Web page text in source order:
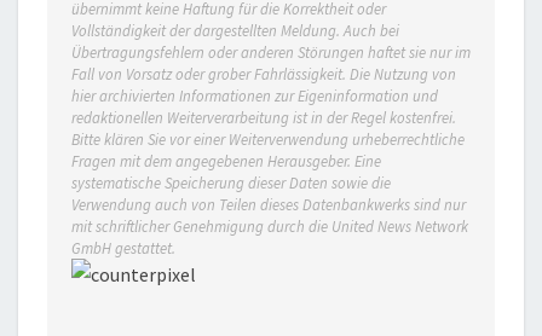
übernimmt keine Haftung für die Korrektheit oder
Vollständigkeit der dargestellten Meldung. Auch bei
Übertragungsfehlern oder anderen Störungen haftet sie nur im
Fall von Vorsatz oder grober Fahrlässigkeit. Die Nutzung von
hier archivierten Informationen zur Eigeninformation und
redaktionellen Weiterverarbeitung ist in der Regel kostenfrei.
Bitte klären Sie vor einer Weiterverwendung urheberrechtliche
Fragen mit dem angegebenen Herausgeber. Eine
systematische Speicherung dieser Daten sowie die
Verwendung auch von Teilen dieses Datenbankwerks sind nur
mit schriftlicher Genehmigung durch die United News Network
GmbH gestattet.